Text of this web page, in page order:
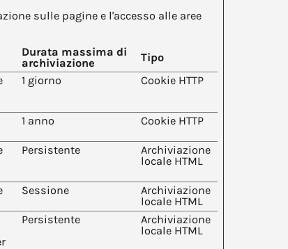
sulle pagine e l'accesso alle aree
Durata massima di
archiviazione
Tipo
1 giorno Cookie HTTP
1 anno Cookie HTTP
Persistente
Archiviazione
locale HTML
Sessione
Archiviazione
locale HTML
Persistente
Archiviazione
locale HTML